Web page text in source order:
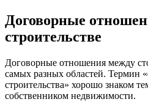
Договорные
строительстве
Договорные отношения между
самых разных областей. Термин
строительства» хорошо знаком
собственником недвижимости.